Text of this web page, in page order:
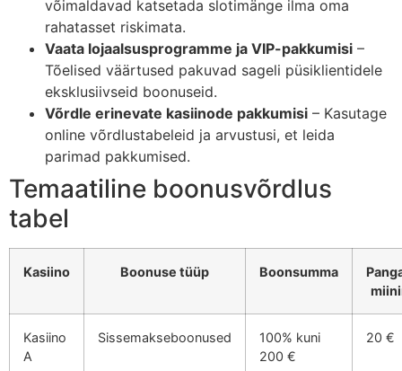
võimaldavad katsetada slotimänge ilma oma
rahatasset riskimata.
Vaata lojaalsusprogramme ja VIP-pakkumisi –
Tõelised väärtused pakuvad sageli püsiklientidele
eksklusiivseid boonuseid.
Võrdle erinevate kasiinode pakkumisi – Kasutage
online võrdlustabeleid ja arvustusi, et leida
parimad pakkumised.
Temaatiline boonusvõrdlus
tabel
Kasiino Boonuse tüüp Boonsumma
Kasiino
A
Sissemakseboonused
100% kuni
200 €
20 €